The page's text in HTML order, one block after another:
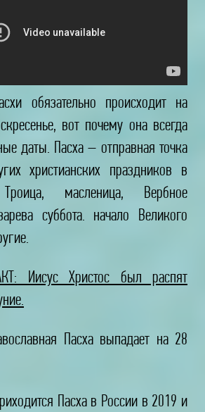
обязательно происходит на
вот почему она всегда
даты. Пасха – отправная точка
христианских праздников в
масленица, Вербное
суббота. начало Великого
Иисус Христос был распят
Пасха выпадает на 28
Пасха в России в 2019 и